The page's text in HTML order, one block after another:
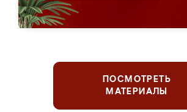
ПОСМОТРЕТЬ
МАТЕРИАЛЫ